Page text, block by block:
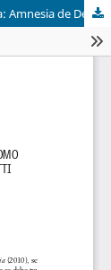
Una casa sin techo ni paredes lleva como maleta: Amnesia de Delfina Muschietti